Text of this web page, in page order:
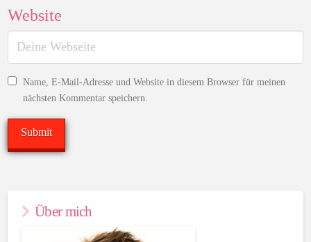
Website
Name, E-Mail-Adresse und Website in diesem Browser für meinen
nächsten Kommentar speichern.
Über mich